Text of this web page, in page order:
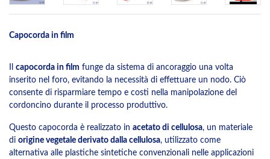
Capocorda in film
capocorda in film funge da sistema di ancoraggio una volta
inserito nel foro, evitando la necessità di effettuare un nodo. Ciò
consente di risparmiare tempo e costi nella manipolazione del
cordoncino durante il processo produttivo.
Questo capocorda è realizzato in acetato di cellulosa, un materiale
di origine vegetale derivato dalla cellulosa, utilizzato come
alternativa alle plastiche sintetiche convenzionali nelle applicazioni